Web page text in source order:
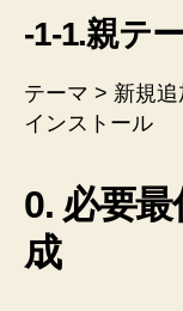
-1-1.親テ
テーマ > 新規
インストール
0. 必要
成